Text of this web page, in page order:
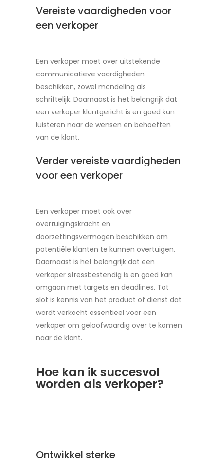
Vereiste vaardigheden voor
een verkoper
Een verkoper moet over uitstekende
communicatieve vaardigheden
beschikken, zowel mondeling als
schriftelijk. Daarnaast is het belangrijk dat
een verkoper klantgericht is en goed kan
luisteren naar de wensen en behoeften
van de klant.
Verder vereiste vaardigheden
voor een verkoper
Een verkoper moet ook over
overtuigingskracht en
doorzettingsvermogen beschikken om
potentiële klanten te kunnen overtuigen.
Daarnaast is het belangrijk dat een
verkoper stressbestendig is en goed kan
omgaan met targets en deadlines. Tot
slot is kennis van het product of dienst dat
wordt verkocht essentieel voor een
verkoper om geloofwaardig over te komen
naar de klant.
Hoe kan ik succesvol
worden als verkoper?
Ontwikkel sterke